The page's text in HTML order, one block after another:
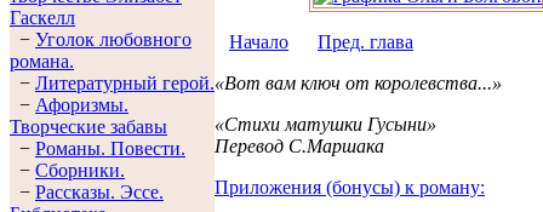
Гaскелл
− Уголок любовного
романа.
− Литературный герой.
− Афоризмы.
Творческие забавы
− Романы. Повести.
− Сборники.
− Рассказы. Эссe.
Начало
Пред. глава
«Вот вам ключ от королевства...»
«Стихи матушки Гусыни»
Перевод С.Маршака
Приложения (бонусы) к роману: